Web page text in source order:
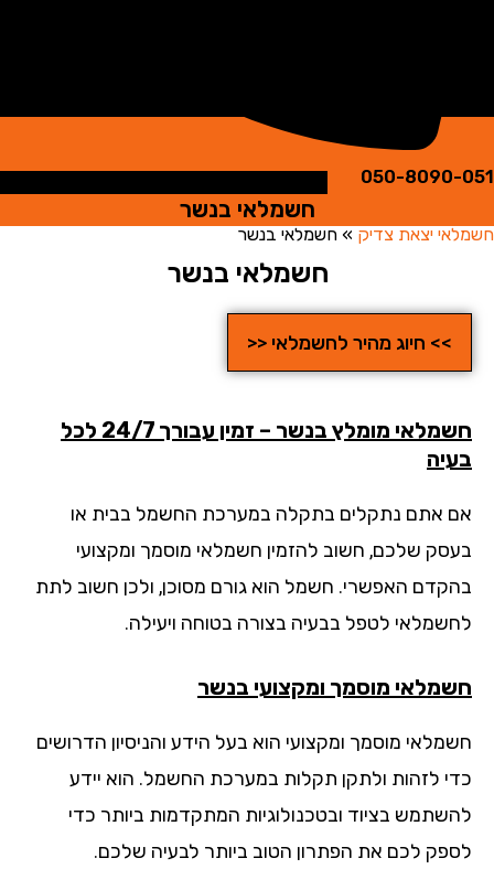
050-
חשמלאי בנשר
יצאת צדיק »חשמלאי בנשר
חשמלאי בנשר
>> חיוג מהיר לחשמלאי <<
חשמלאי מומלץ בנשר – זמין עבורך 24/7 לכל
אתם נתקלים בתקלה במערכת החשמל בבית או
שלכם, חשוב להזמין חשמלאי מוסמך ומקצועי
האפשרי. חשמל הוא גורם מסוכן, ולכן חשוב לתת
לטפל בבעיה בצורה בטוחה ויעילה.
מוסמך ומקצועי בנשר
מוסמך ומקצועי הוא בעל הידע והניסיון הדרושים
לזהות ולתקן תקלות במערכת החשמל. הוא יידע
בציוד ובטכנולוגיות המתקדמות ביותר כדי
לכם את הפתרון הטוב ביותר לבעיה שלכם.